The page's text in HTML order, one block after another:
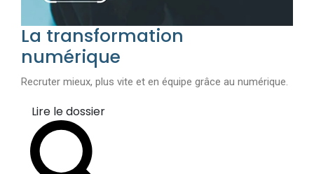
La transformation
numérique
Recruter mieux, plus vite et en équipe grâce au numérique.
Lire le dossier